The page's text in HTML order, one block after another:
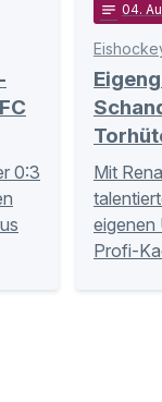
0:3
notes 04.
Mit
eigenen
Profi-